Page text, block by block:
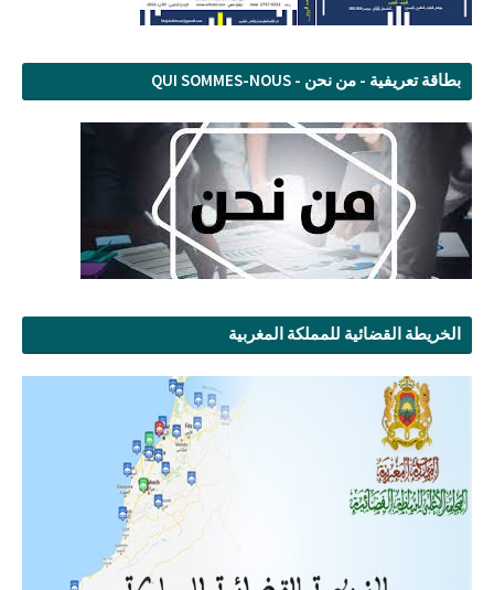
بطاقة تعريفية - من نحن - QUI SOMMES-NOUS
الخريطة القضائية للمملكة المغربية